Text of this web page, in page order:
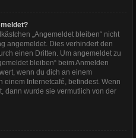
„Angemeldet bleiben“ nicht
angemeldet. Dies verhindert den
einen Dritten. Um angemeldet zu
bleiben“ beim Anmelden
wenn du dich an einem
einem Internetcafé, befindest. Wenn
dann wurde sie vermutlich von der